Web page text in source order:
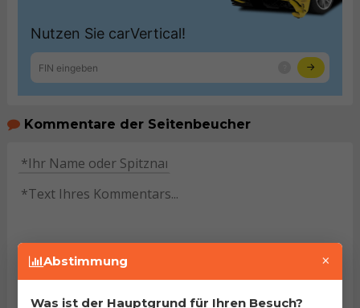
Kommentare der Seitenbeucher
gekennzeichnet. Mit dem Versenden des Kommentars
Abstimmung ×
Was ist der Hauptgrund für Ihren Besuch?